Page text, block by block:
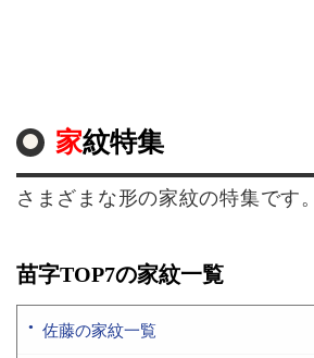
家紋特集
さまざまな形の家紋の特集です。
苗字TOP7の家紋一覧
佐藤の家紋一覧